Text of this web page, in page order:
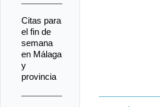
Citas para
el fin de
semana
en Málaga
y
provincia